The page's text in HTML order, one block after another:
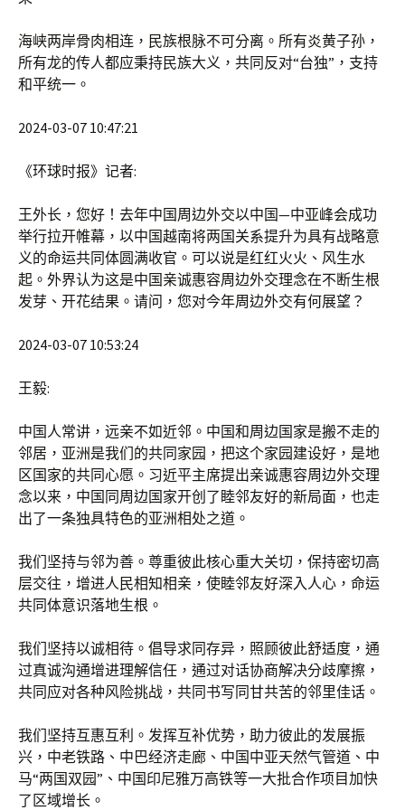
海峡两岸骨肉相连，民族根脉不可分离。所有炎黄子孙，
所有龙的传人都应秉持民族大义，共同反对“台独”，支持
和平统一。
2024-03-07 10:47:21
《环球时报》记者:
王外长，您好！去年中国周边外交以中国—中亚峰会成功
举行拉开帷幕，以中国越南将两国关系提升为具有战略意
义的命运共同体圆满收官。可以说是红红火火、风生水
起。外界认为这是中国亲诚惠容周边外交理念在不断生根
发芽、开花结果。请问，您对今年周边外交有何展望？
2024-03-07 10:53:24
王毅:
中国人常讲，远亲不如近邻。中国和周边国家是搬不走的
邻居，亚洲是我们的共同家园，把这个家园建设好，是地
区国家的共同心愿。习近平主席提出亲诚惠容周边外交理
念以来，中国同周边国家开创了睦邻友好的新局面，也走
出了一条独具特色的亚洲相处之道。
我们坚持与邻为善。尊重彼此核心重大关切，保持密切高
层交往，增进人民相知相亲，使睦邻友好深入人心，命运
共同体意识落地生根。
我们坚持以诚相待。倡导求同存异，照顾彼此舒适度，通
过真诚沟通增进理解信任，通过对话协商解决分歧摩擦，
共同应对各种风险挑战，共同书写同甘共苦的邻里佳话。
我们坚持互惠互利。发挥互补优势，助力彼此的发展振
兴，中老铁路、中巴经济走廊、中国中亚天然气管道、中
马“两国双园”、中国印尼雅万高铁等一大批合作项目加快
了区域增长。